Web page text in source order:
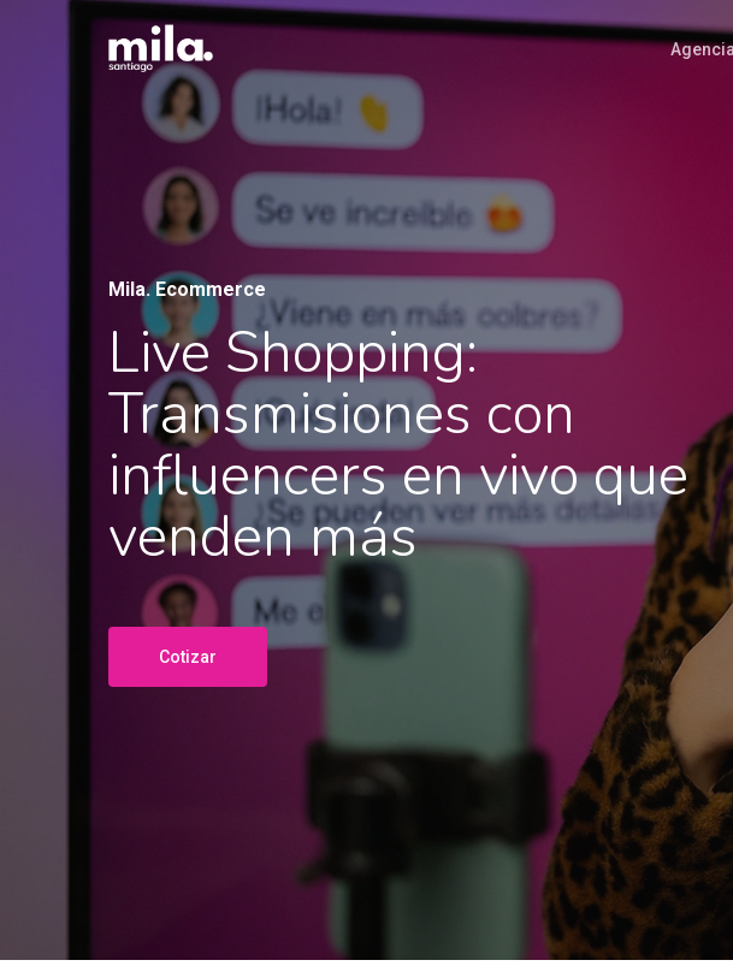
Mila. Ecommerce
Live Shopping:
Transmisiones con
influencers en vivo que
venden más
Cotizar